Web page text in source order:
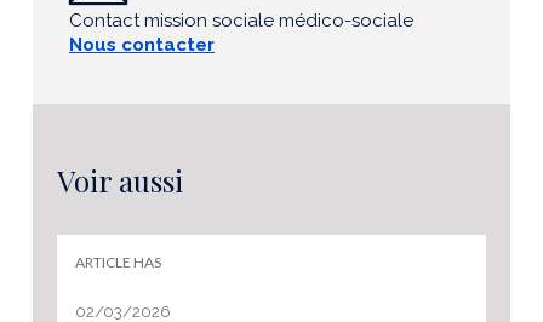
Contact mission sociale médico-sociale
Nous contacter
Voir aussi
ARTICLE HAS
02/03/2026